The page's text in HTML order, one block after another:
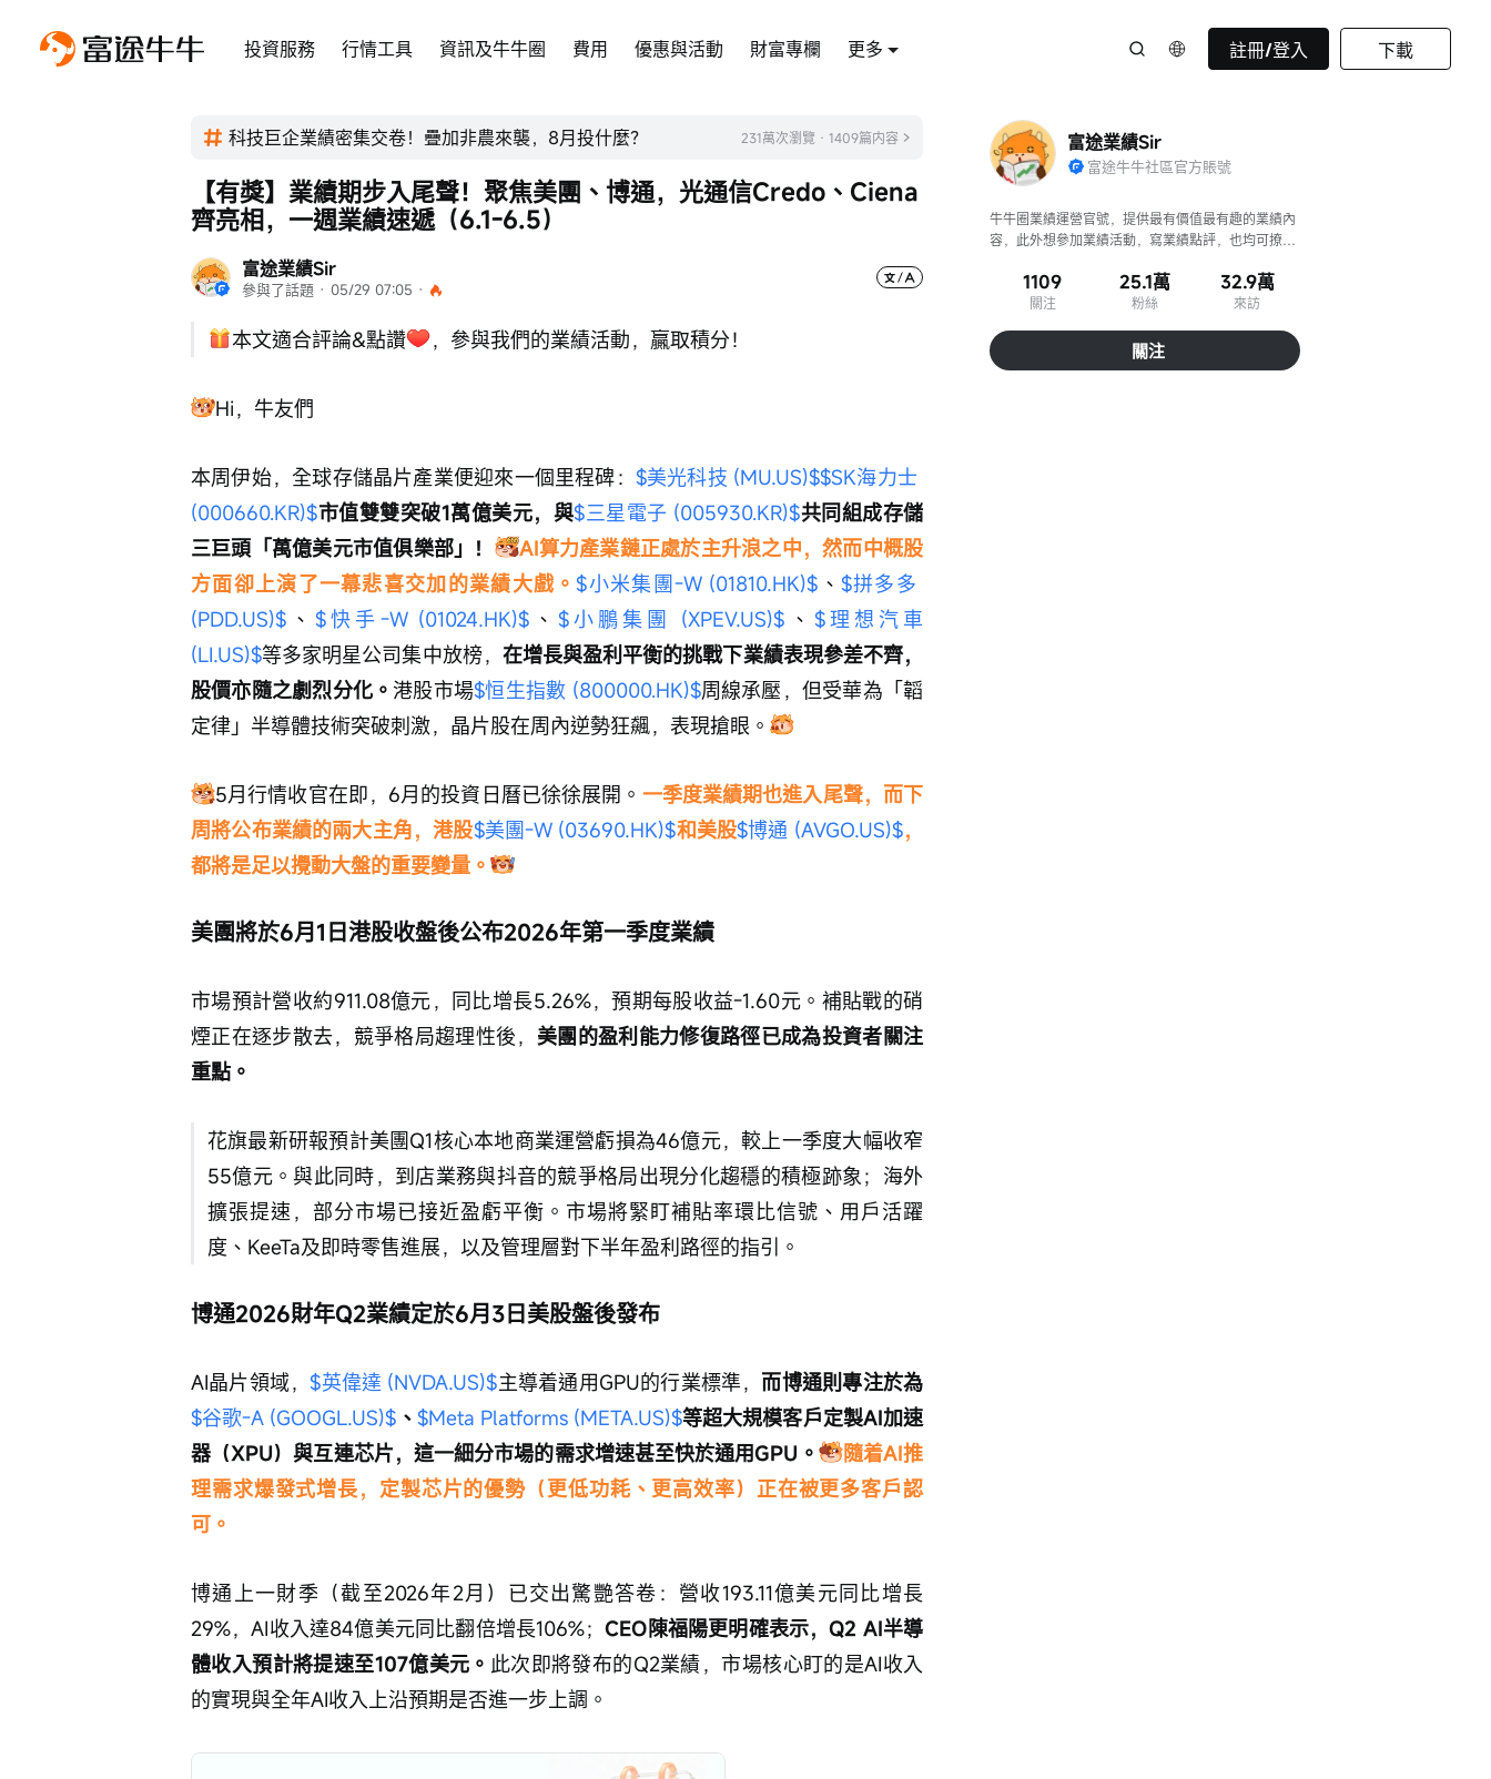
投資服務 行情工具 資訊及牛牛圈 費用 優惠與活動 財富專欄 更多 註冊/登入 下載
科技巨企業績密集交卷！疊加非農來襲，8月投什麼？ 231萬次瀏覽 · 1409篇内容
富途業績Sir
參與了話題 · 05/29 07:05 ·
【有獎】業績期步入尾聲！聚焦美團、博通，光通信Credo、Ciena
齊亮相，一週業績速遞（6.1-6.5）
本文適合評論&點讚 ，參與我們的業績活動，贏取積分！
Hi，牛友們
本周伊始，全球存儲晶片產業便迎來一個里程碑： $美光科技 (MU.US)$$SK海力士
(000660.KR)$市值雙雙突破1萬億美元，與$三星電子 (005930.KR)$共同組成存儲
三巨頭「萬億美元市值俱樂部」！
AI算力產業鏈正處於主升浪之中，然而中概股
方面卻上演了一幕悲喜交加的業績大戲。$小米集團-W (01810.HK)$ 、 $拼多多
(PDD.US)$ 、$快手-W (01024.HK)$、 $小鵬集團 (XPEV.US)$ 、 $理想汽車
(LI.US)$等多家明星公司集中放榜， 在增長與盈利平衡的挑戰下業績表現參差不齊，
股價亦隨之劇烈分化。港股市場$恒生指數 (800000.HK)$周線承壓，但受華為「韜
定律」半導體技術突破刺激，晶片股在周內逆勢狂飆，表現搶眼。
5月行情收官在即，6月的投資日曆已徐徐展開。 一季度業績期也進入尾聲，而下
周將公布業績的兩大主角，港股$美團-W (03690.HK)$和美股$博通 (AVGO.US)$，
都將是足以攪動大盤的重要變量。
美團將於6月1日港股收盤後公布2026年第一季度業績
市場預計營收約911.08億元，同比增長5.26%，預期每股收益-1.60元。補貼戰的硝
煙正在逐步散去，競爭格局趨理性後， 美團的盈利能力修復路徑已成為投資者關注
重點。
花旗最新研報預計美團Q1核心本地商業運營虧損為46億元，較上一季度大幅收窄
55億元。與此同時，到店業務與抖音的競爭格局出現分化趨穩的積極跡象；海外
擴張提速，部分市場已接近盈虧平衡。市場將緊盯補貼率環比信號、用戶活躍
度、KeeTa及即時零售進展，以及管理層對下半年盈利路徑的指引。
博通2026財年Q2業績定於6月3日美股盤後發布
AI晶片領域，$英偉達 (NVDA.US)$主導着通用GPU的行業標準， 而博通則專注於為
$谷歌-A (GOOGL.US)$ 、 $Meta Platforms (META.US)$等超大規模客戶定製AI加速
器（XPU）與互連芯片，這一細分市場的需求增速甚至快於通用GPU。
隨着AI推
理需求爆發式增長，定製芯片的優勢（更低功耗、更高效率）正在被更多客戶認
可。
博通上一財季（截至2026年2月）已交出驚艷答卷：營收193.11億美元同比增長
29%，AI收入達84億美元同比翻倍增長106%；CEO陳福陽更明確表示，Q2 AI半導
體收入預計將提速至107億美元。 此次即將發布的Q2業績，市場核心盯的是AI收入
的實現與全年AI收入上沿預期是否進一步上調。
富途業績Sir
富途牛牛社區官方賬號
牛牛圈業績運營官號，提供最有價值最有趣的業績內
容，此外想參加業績活動，寫業績點評，也均可撩我
1109
關注
25.1萬
粉絲
32.9萬
來訪
關注